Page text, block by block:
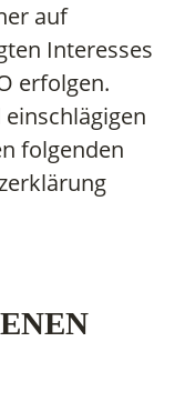
auf
Interesses
erfolgen.
folgenden